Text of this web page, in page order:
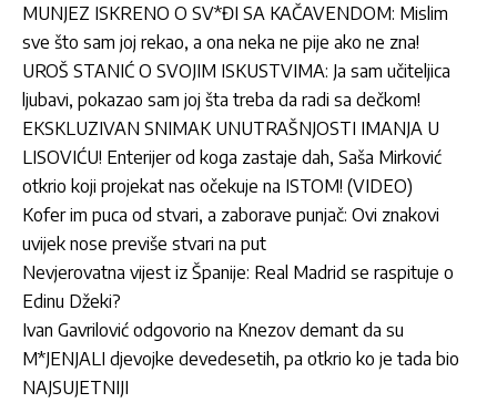
MUNJEZ ISKRENO O SV*ĐI SA KAČAVENDOM: Mislim
sve što sam joj rekao, a ona neka ne pije ako ne zna!
UROŠ STANIĆ O SVOJIM ISKUSTVIMA: Ja sam učiteljica
ljubavi, pokazao sam joj šta treba da radi sa dečkom!
EKSKLUZIVAN SNIMAK UNUTRAŠNJOSTI IMANJA U
LISOVIĆU! Enterijer od koga zastaje dah, Saša Mirković
otkrio koji projekat nas očekuje na ISTOM! (VIDEO)
Kofer im puca od stvari, a zaborave punjač: Ovi znakovi
uvijek nose previše stvari na put
Nevjerovatna vijest iz Španije: Real Madrid se raspituje o
Edinu Džeki?
Ivan Gavrilović odgovorio na Knezov demant da su
M*JENJALI djevojke devedesetih, pa otkrio ko je tada bio
NAJSUJETNIJI